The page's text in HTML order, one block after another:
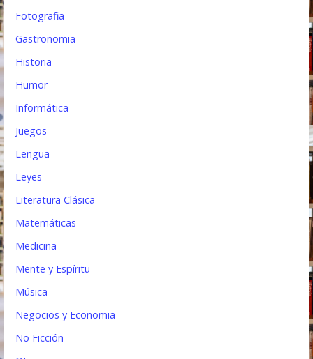
Fotografia
Gastronomia
Historia
Humor
Informática
Juegos
Lengua
Leyes
Literatura Clásica
Matemáticas
Medicina
Mente y Espíritu
Música
Negocios y Economia
No Ficción